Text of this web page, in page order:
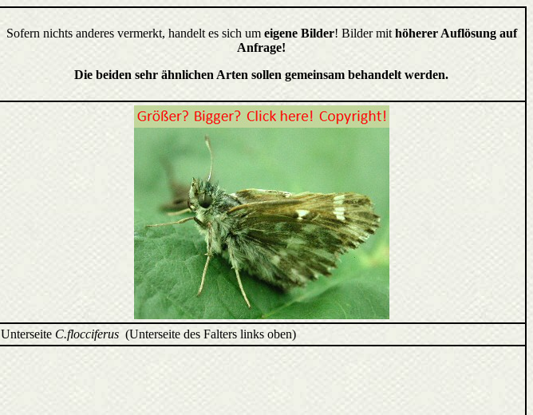
Sofern nichts anderes vermerkt, handelt es sich um eigene Bilder! Bilder mit höherer Auflösung auf
Anfrage!
Die beiden sehr ähnlichen Arten sollen gemeinsam behandelt werden.
Unterseite C.flocciferus (Unterseite des Falters links oben)